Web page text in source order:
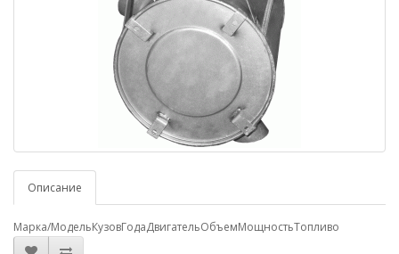
Описание
Марка/МодельКузовГодаДвигательОбъемМощностьТопливо